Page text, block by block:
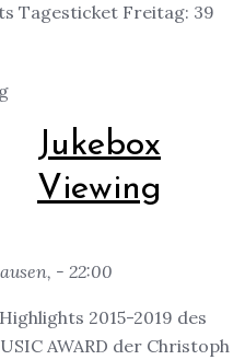
Tagesticket Freitag: 39
Jukebox
Viewing
- 22:00
2015-2019 des
AWARD der Christoph